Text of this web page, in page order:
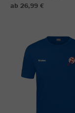
ab 26,99 €